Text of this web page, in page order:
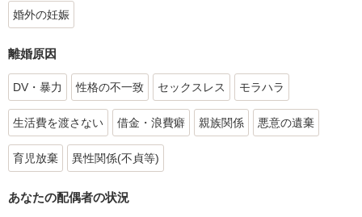
婚外の妊娠
離婚原因
DV・暴力 性格の不一致 セックスレス モラハラ
生活費を渡さない 借金・浪費癖 親族関係 悪意の遺棄
育児放棄 異性関係(不貞等)
あなたの配偶者の状況